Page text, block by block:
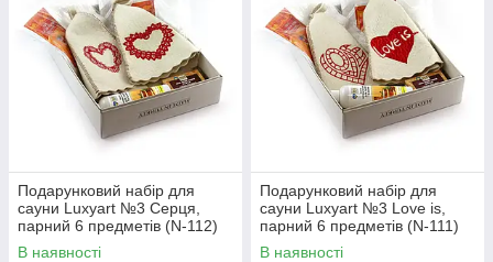
Подарунковий набір для
сауни Luxyart №3 Серця,
парний 6 предметів (N-112)
В наявності
Подарунковий набір для
сауни Luxyart №3 Love is,
парний 6 предметів (N-111)
В наявності